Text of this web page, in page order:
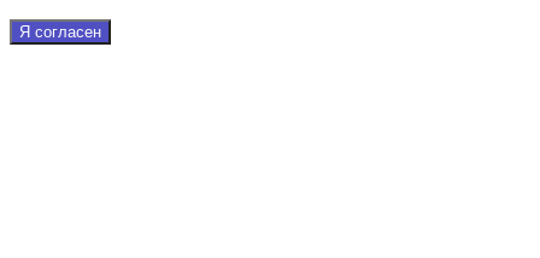
Я согласен